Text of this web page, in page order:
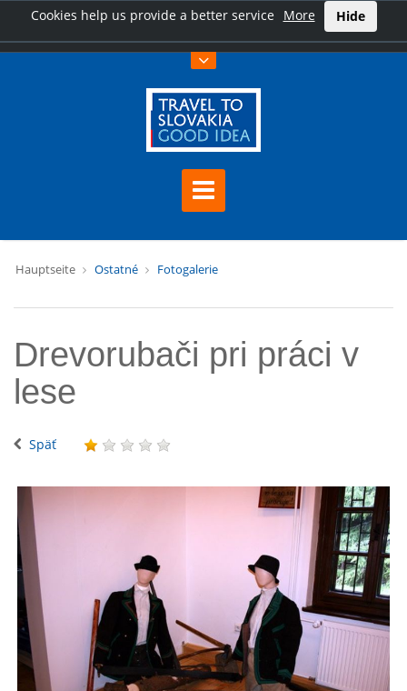
Cookies help us provide a better service More Hide
Hauptseite Ostatné Fotogalerie
Drevorubači pri práci v
lese
Späť